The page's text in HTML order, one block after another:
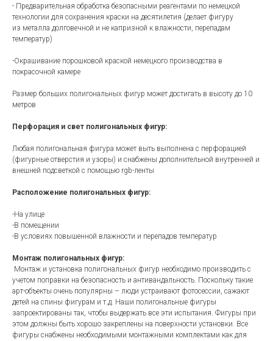
- Предварительная обработка безопасными реагентами по немецкой
технологии для сохранения краски на десятилетия (делает фигуру
из металла долговечной и не капризной к влажности, перепадам
температур)
-Окрашивание порошковой краской немецкого производства в
покрасочной камере
Размер больших полигональных фигур может достигать в высоту до 10
метров
Перфорация и свет полигональных фигур:
Любая полигональная фигура может выть выполнена с перфорацией
(фигурные отверстия и узоры) и снабжены дополнительной внутренней и
внешней подсветкой с помощью rgb-ленты
Расположение полигональных фигур:
-На улице
-В помещении
-В условиях повышенной влажности и перепадов температур
Монтаж полигональных фигур:
Монтаж и установка полигональных фигур необходимо производить с
учетом поправки на безопасность и антивандальность. Поскольку такие
арт-объекты очень популярны – люди устраивают фотосессии, сажают
детей на спины фигурам и т.д. Наши полигональные фигуры
запроектированы так, чтобы выдержать все эти испытания. Фигуры при
этом должны быть хорошо закреплены на поверхности установки. Все
фигуры снабжены необходимыми монтажными комплектами как для